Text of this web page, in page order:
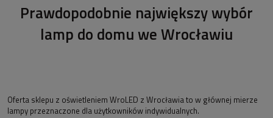
Prawdopodobnie największy wybór
lamp do domu we Wrocławiu
Oferta sklepu z oświetleniem WroLED z Wrocławia to w głównej mierze
lampy przeznaczone dla użytkowników indywidualnych.